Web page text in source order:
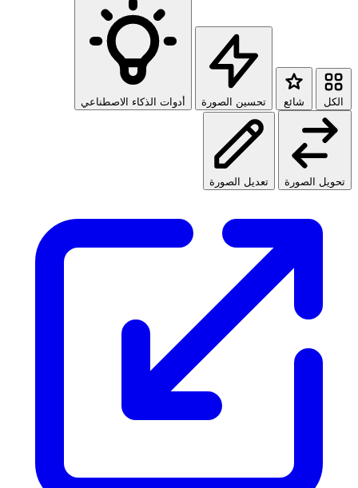
الكل شائع تحسين الصورة أدوات الذكاء الاصطناعي
تحويل الصورة تعديل الصورة